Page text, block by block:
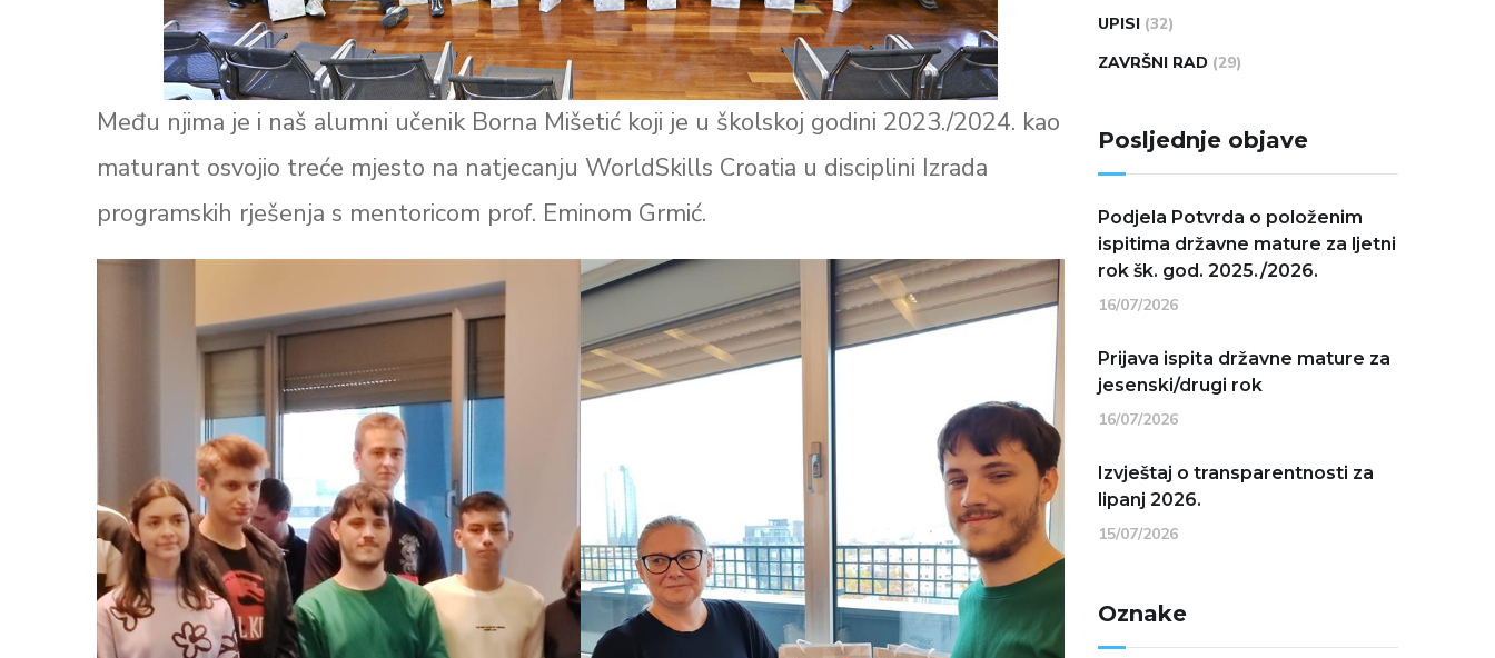
Među njima je i naš alumni učenik Borna Mišetić koji je u školskoj godini 2023./2024. kao
maturant osvojio treće mjesto na natjecanju WorldSkills Croatia u disciplini Izrada
programskih rješenja s mentoricom prof. Eminom Grmić.
UPISI (32)
ZAVRŠNI RAD (29)
Posljednje objave
Podjela Potvrda o položenim
ispitima državne mature za ljetni
rok šk. god. 2025./2026.
16/07/2026
Prijava ispita državne mature za
jesenski/drugi rok
16/07/2026
Izvještaj o transparentnosti za
lipanj 2026.
15/07/2026
Oznake